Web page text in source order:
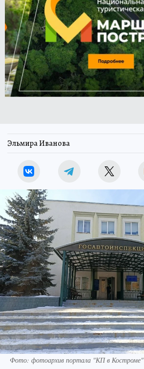
Эльмира Иванова
Фото: фотоархив портала "КП в Костроме"